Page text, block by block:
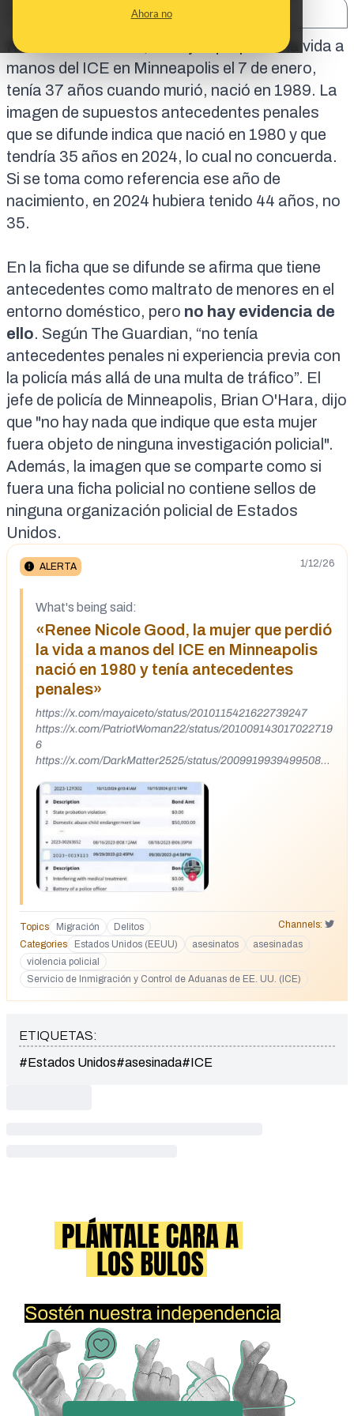
Ahora no
Renee Nicole Good, la mujer que perdió la vida a
manos del ICE en Minneapolis el 7 de enero,
tenía 37 años cuando murió, nació en 1989. La
imagen de supuestos antecedentes penales
que se difunde indica que nació en 1980 y que
tendría 35 años en 2024, lo cual no concuerda.
Si se toma como referencia ese año de
nacimiento, en 2024 hubiera tenido 44 años, no
35.
En la ficha que se difunde se afirma que tiene
antecedentes como maltrato de menores en el
entorno doméstico, pero no hay evidencia de
ello. Según The Guardian, “no tenía
antecedentes penales ni experiencia previa con
la policía más allá de una multa de tráfico”. El
jefe de policía de Minneapolis, Brian O'Hara, dijo
que "no hay nada que indique que esta mujer
fuera objeto de ninguna investigación policial".
Además, la imagen que se comparte como si
fuera una ficha policial no contiene sellos de
ninguna organización policial de Estados
Unidos.
ALERTA 1/12/26
What's being said:
«Renee Nicole Good, la mujer que perdió
la vida a manos del ICE en Minneapolis
nació en 1980 y tenía antecedentes
penales»
https://x.com/mayaiceto/status/2010115421622739247
https://x.com/PatriotWoman22/status/201009143017022719
6
https://x.com/DarkMatter2525/status/200991993949950803
Topics Migración Delitos
Channels:
Categories
Estados Unidos (EEUU) asesinatos
asesinadas
violencia policial
Servicio de Inmigración y Control de Aduanas de EE. UU. (ICE)
ETIQUETAS:
#Estados Unidos#asesinada#ICE